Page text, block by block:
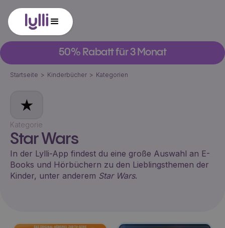
50% Rabatt für 3 Monat
Startseite > Kinderbücher > Kategorien
★
Kategorie
Star Wars
In der Lylli-App findest du eine große Auswahl an E-
Books und Hörbüchern zu den Lieblingsthemen der
Kinder, unter anderem Star Wars.